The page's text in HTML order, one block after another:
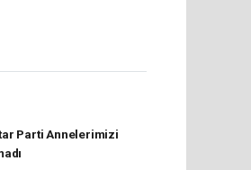
Parti Annelerimizi